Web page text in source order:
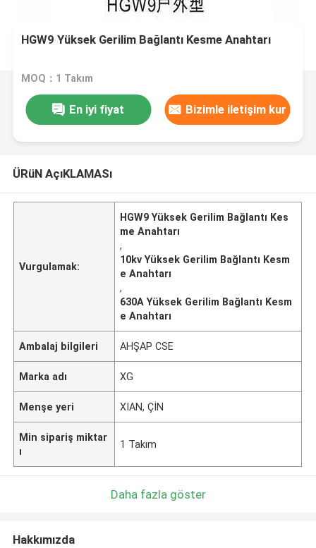
HGW9 Yüksek Gerilim Bağlantı Kesme Anahtarı
MOQ：1 Takım
En iyi fiyat Bizimle iletişim kur
ÜRüN AçıKLAMASı
Vurgulamak:
HGW9 Yüksek Gerilim Bağlantı Kes
me Anahtarı
,
10kv Yüksek Gerilim Bağlantı Kesm
e Anahtarı
,
630A Yüksek Gerilim Bağlantı Kesm
e Anahtarı
Ambalaj bilgileri AHŞAP CSE
Marka adı XG
Menşe yeri XIAN, ÇİN
Min sipariş miktar
ı
1 Takım
Daha fazla göster
Hakkımızda